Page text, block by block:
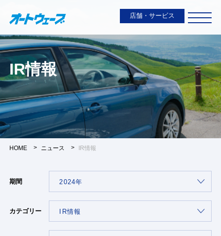
店舗・サービス
IR情報
HOME ニュース IR情報
期間
カテゴリー